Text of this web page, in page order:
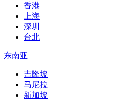
香港
上海
深圳
台北
东南亚
吉隆坡
马尼拉
新加坡